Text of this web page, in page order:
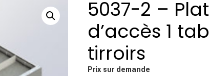
5037-2 –
d’accès 1
tirroirs
Prix sur demande